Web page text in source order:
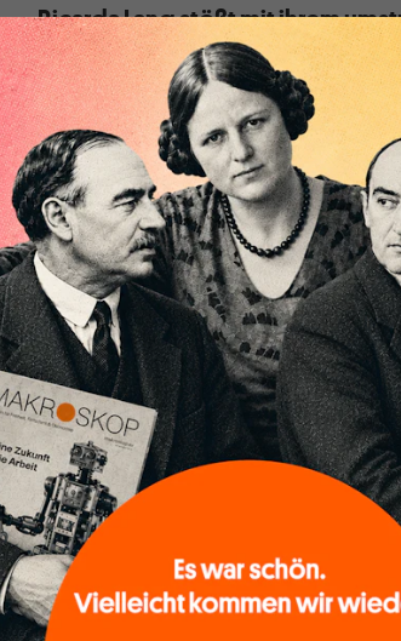
Ricarda Lang stößt mit ihrem
Investitionen jenseits der
an. Welche Möglichkeiten gibt
Die Schuldenbremse ist so etwas wie
auch von vielen Sozialdemokraten. Und
Gutes, geradezu tugendhaftes verkauft.
hochgeehrteSchwäbische Hausfrau
Staatsfinanzen: Man könne auf Dauer
Nur leider wird gerne ein winziges
funktioniert in keiner Weise wie ein
Würde die schwäbische Hausfrau nicht
ihre Fenster zugig, die Wände voller
[...]
Nichts schreibt